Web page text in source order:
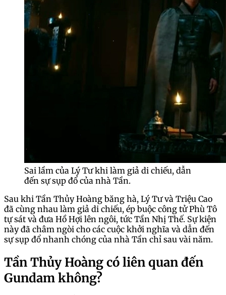
Sai lầm của Lý Tư khi làm giả di chiếu, dẫn
đến sự sụp đổ của nhà Tần.
Sau khi Tần Thủy Hoàng băng hà, Lý Tư và Triệu Cao
đã cùng nhau làm giả di chiếu, ép buộc công tử Phù Tô
tự sát và đưa Hồ Hợi lên ngôi, tức Tần Nhị Thế. Sự kiện
này đã châm ngòi cho các cuộc khởi nghĩa và dẫn đến
sự sụp đổ nhanh chóng của nhà Tần chỉ sau vài năm.
Tần Thủy Hoàng có liên quan đến
Gundam không?